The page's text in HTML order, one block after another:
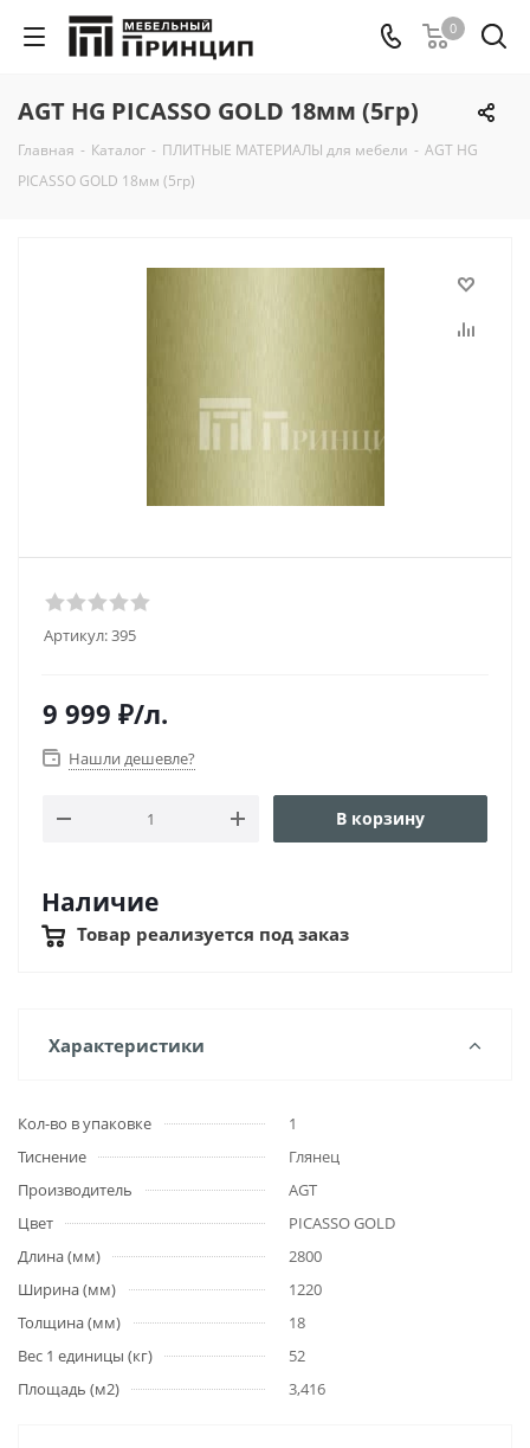
0
AGT HG PICASSO GOLD 18мм (5гр)
Главная - Каталог - ПЛИТНЫЕ МАТЕРИАЛЫ для мебели - AGT HG
PICASSO GOLD 18мм (5гр)
Артикул:395
9 999 ₽/л.
Нашли дешевле?
В корзину
Наличие
Товар реализуется под заказ
Характеристики
Кол-во в упаковке
1
Тиснение
Глянец
Производитель
AGT
Цвет
PICASSO GOLD
Длина (мм)
2800
Ширина (мм)
1220
Толщина (мм)
18
Вес 1 единицы (кг)
52
Площадь (м2)
3,416